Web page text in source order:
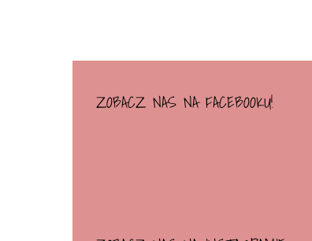
ZOBACZ NAS NA FACEBOOKU!